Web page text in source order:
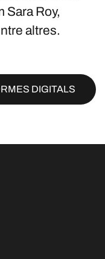
Sara Roy,
altres.
DIGITALS